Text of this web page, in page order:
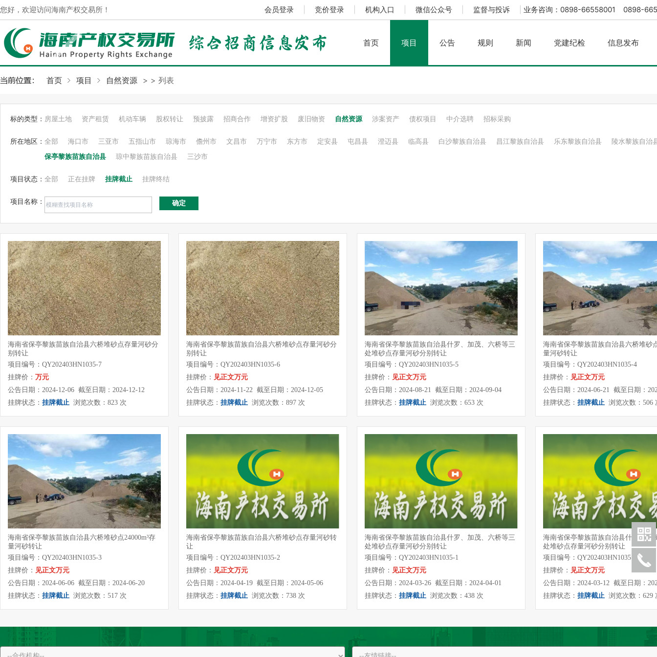
您好，欢迎访问海南产权交易所！ 会员登录 竞价登录 机构入口 微信公众号 监督与投诉 业务咨询：0898-66558001 0898-
首页 项目 公告 规则 新闻 党建纪检 信息发布
首页 项目 >
自然资源 > 列表
标的类型： 房屋土地 资产租赁 机动车辆 股权转让 预披露 招商合作 增资扩股 废旧物资 自然资源 涉案资产 债权项目 中介选聘 招标采购
所在地区： 全部 海口市 三亚市 五指山市 琼海市 儋州市 文昌市 万宁市 东方市 定安县 屯昌县 澄迈县 临高县 白沙黎族自治县 昌江黎族自治县 乐东黎族自治县 陵水黎族自治
保亭黎族苗族自治县 琼中黎族苗族自治县 三沙市
项目状态： 全部 正在挂牌 挂牌截止 挂牌终结
项目名称： 确定
海南省保亭黎族苗族自治县六桥堆砂点存量河砂分
别转让
项目编号：QY202403HN1035-7
挂牌价： 万元
公告日期：2024-12-06 截至日期：2024-12-12
挂牌状态： 挂牌截止 浏览次数：823 次
海南省保亭黎族苗族自治县六桥堆砂点存量河砂分
别转让
项目编号：QY202403HN1035-6
挂牌价： 见正文万元
公告日期：2024-11-22 截至日期：2024-12-05
挂牌状态： 挂牌截止 浏览次数：897 次
海南省保亭黎族苗族自治县什罗、加茂、六桥等三
处堆砂点存量河砂分别转让
项目编号：QY202403HN1035-5
挂牌价： 见正文万元
公告日期：2024-08-21 截至日期：2024-09-04
挂牌状态： 挂牌截止 浏览次数：653 次
海南省保亭黎族苗族自治县六桥堆砂
量河砂转让
项目编号：QY202403HN1035-4
挂牌价： 见正文万元
公告日期：2024-06-21 截至日期：
挂牌状态： 挂牌截止 浏览次数：506
海南省保亭黎族苗族自治县六桥堆砂点24000m³存
量河砂转让
项目编号：QY202403HN1035-3
挂牌价： 见正文万元
公告日期：2024-06-06 截至日期：2024-06-20
挂牌状态： 挂牌截止 浏览次数：517 次
海南省保亭黎族苗族自治县六桥堆砂点存量河砂转
让
项目编号：QY202403HN1035-2
挂牌价： 见正文万元
公告日期：2024-04-19 截至日期：2024-05-06
挂牌状态： 挂牌截止 浏览次数：738 次
海南省保亭黎族苗族自治县什罗、加茂、六桥等三
处堆砂点存量河砂分别转让
项目编号：QY202403HN1035-1
挂牌价： 见正文万元
公告日期：2024-03-26 截至日期：2024-04-01
挂牌状态： 挂牌截止 浏览次数：438 次
海南省保亭黎族苗族自治县什罗、加
处堆砂点存量河砂分别转让
项目编号：QY202403HN1035
挂牌价： 见正文万元
公告日期：2024-03-12 截至日期：
挂牌状态： 挂牌截止 浏览次数：629